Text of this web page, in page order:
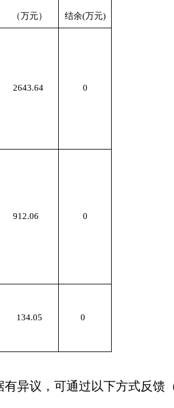
（万元） 结余(万元)
2643.64 0
912.06 0
134.05 0
异议，可通过以下方式反馈